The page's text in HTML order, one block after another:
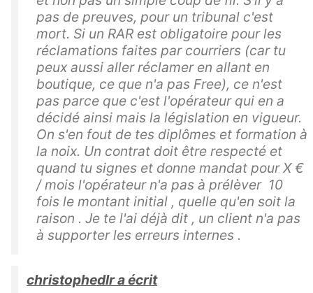
pas de preuves, pour un tribunal c'est
mort. Si un RAR est obligatoire pour les
réclamations faites par courriers (car tu
peux aussi aller réclamer en allant en
boutique, ce que n'a pas Free), ce n'est
pas parce que c'est l'opérateur qui en a
décidé ainsi mais la législation en vigueur.
On s'en fout de tes diplômes et formation à
la noix. Un contrat doit être respecté et
quand tu signes et donne mandat pour X €
/ mois l'opérateur n'a pas à prélèver 10
fois le montant initial , quelle qu'en soit la
raison . Je te l'ai déjà dit , un client n'a pas
à supporter les erreurs internes .
christophedlr a écrit